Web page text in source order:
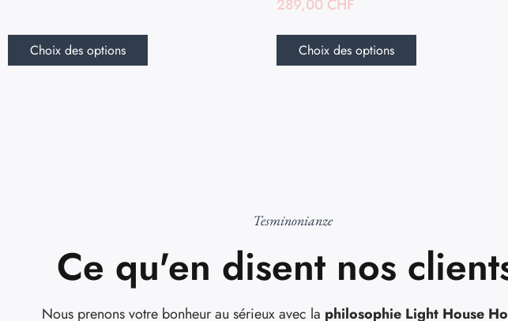
Choix des options
289,00 CHF
Choix des options
Tesminonianze
Ce qu'en disent nos
Nous prenons votre bonheur au sérieux avec la philosophie Light House